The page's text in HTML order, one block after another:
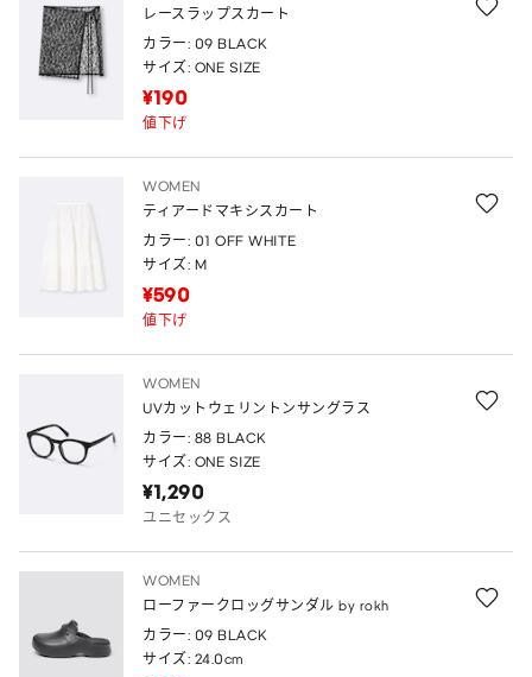
レースラップスカート
カラー: 09 BLACK
サイズ: ONE SIZE
¥190
値下げ
WOMEN
ティアードマキシスカート
カラー: 01 OFF WHITE
サイズ: M
¥590
値下げ
WOMEN
UVカットウェリントンサングラス
カラー: 88 BLACK
サイズ: ONE SIZE
¥1,290
ユニセックス
WOMEN
ローファークロッグサンダル by rokh
カラー: 09 BLACK
サイズ: 24.0cm